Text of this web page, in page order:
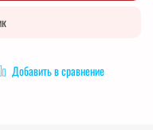
Добавить в сравнение